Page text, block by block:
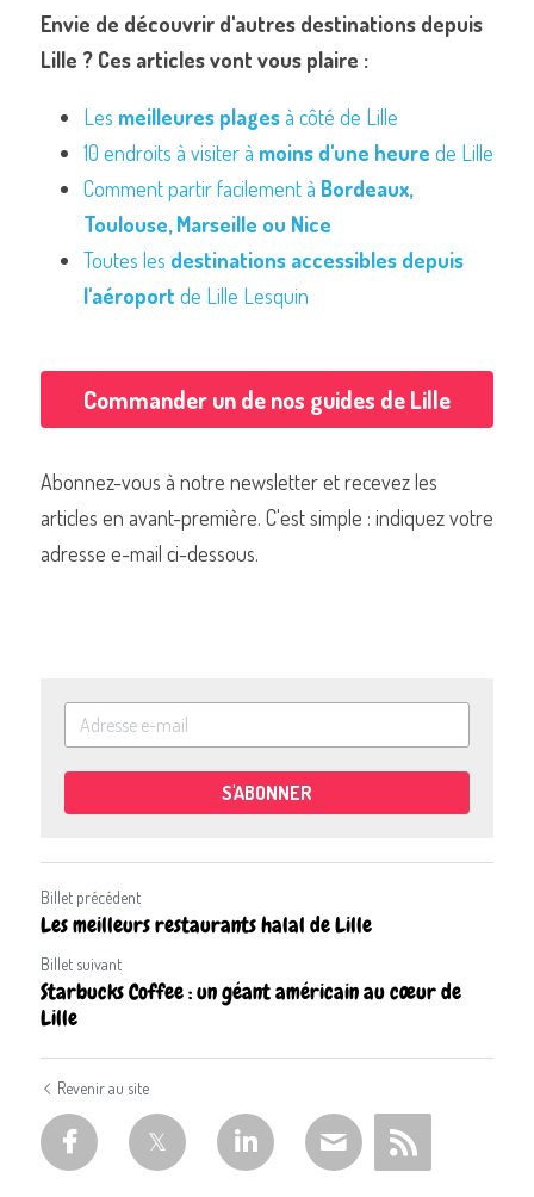
Envie de découvrir d'autres destinations depuis
Lille ? Ces articles vont vous plaire :
Les meilleures plages à côté de Lille
10 endroits à visiter à moins d'une heure de Lille
Comment partir facilement à Bordeaux,
Toulouse, Marseille ou Nice
Toutes les destinations accessibles depuis
l'aéroport de Lille Lesquin
Commander un de nos guides de Lille
Abonnez-vous à notre newsletter et recevez les
articles en avant-première. C'est simple : indiquez votre
adresse e-mail ci-dessous.
S'ABONNER
Billet précédent
Les meilleurs restaurants halal de Lille
Billet suivant
Starbucks Coffee : un géant américain au cœur de
Lille
Revenir au site